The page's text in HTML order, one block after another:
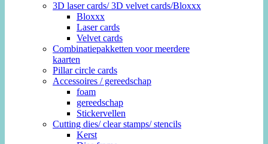
3D laser cards/ 3D velvet cards/Bloxxx
Bloxxx
Laser cards
Velvet cards
Combinatiepakketten voor meerdere
kaarten
Pillar circle cards
Accessoires / gereedschap
foam
gereedschap
Stickervellen
Cutting dies/ clear stamps/ stencils
Kerst